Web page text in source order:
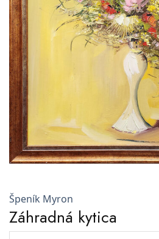
Špeník Myron
Záhradná kytica